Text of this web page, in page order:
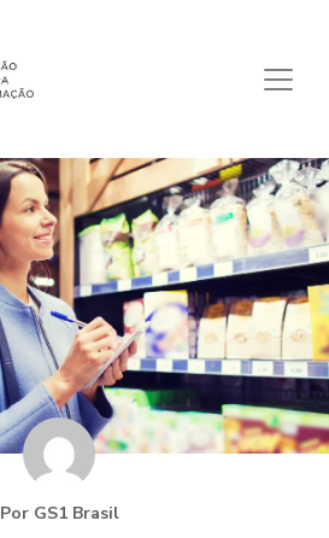
Por GS1 Brasil